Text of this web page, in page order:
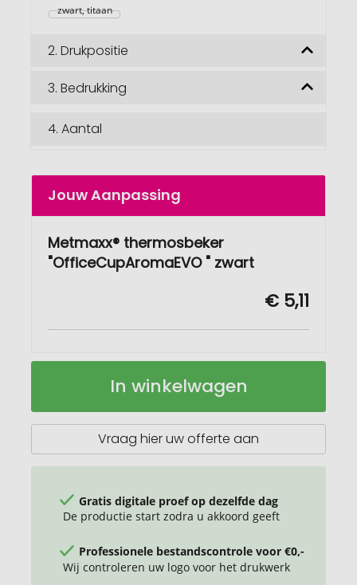
zwart, titaan
2. Drukpositie
3. Bedrukking
4. Aantal
Jouw Aanpassing
Metmaxx® thermosbeker
"OfficeCupAromaEVO " zwart
€ 5,11
Metmaxx®
"
Op
In winkelwagen
Vraag hier uw offerte aan
Gratis digitale proef op dezelfde dag
De productie start zodra u akkoord geeft
Professionele bestandscontrole voor €0,-
Wij controleren uw logo voor het drukwerk